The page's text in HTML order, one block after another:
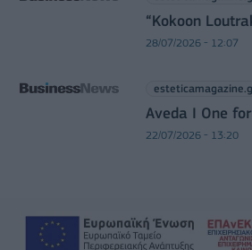
“Kokoon
28/07/2026 - 12:07
Aveda I One
22/07/2026 - 13:20